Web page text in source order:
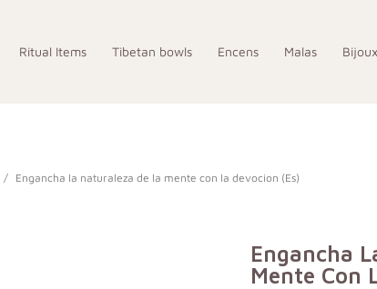
Ritual Items Tibetan bowls Encens Malas Bijoux
Engancha la naturaleza de la mente con la devocion (Es)
Engancha
Mente Con